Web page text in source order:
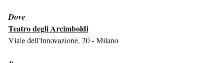
Dove
Teatro degli Arcimboldi
Viale dell'Innovazione, 20 - Milano